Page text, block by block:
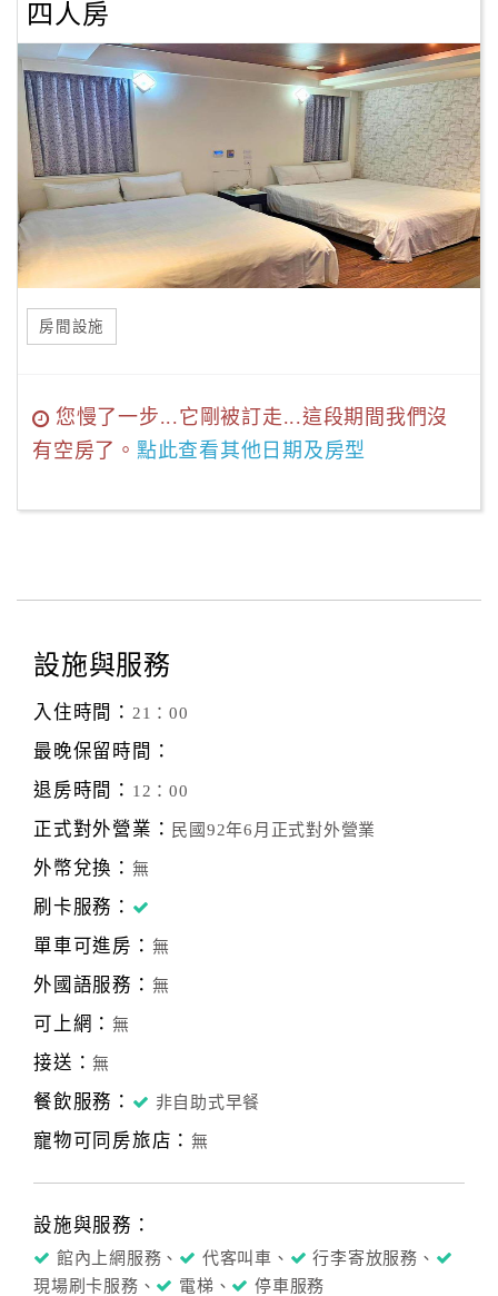
四人房
房間設施
您慢了一步...它剛被訂走...這段期間我們沒
有空房了。 點此查看其他日期及房型
設施與服務
入住時間： 21：00
最晚保留時間：
退房時間： 12：00
正式對外營業： 民國92年6月正式對外營業
外幣兌換： 無
刷卡服務：
單車可進房： 無
外國語服務： 無
可上網： 無
接送：無
餐飲服務： 非自助式早餐
寵物可同房旅店： 無
設施與服務：
館內上網服務、 代客叫車、
行李寄放服務、
現場刷卡服務、
電梯、 停車服務